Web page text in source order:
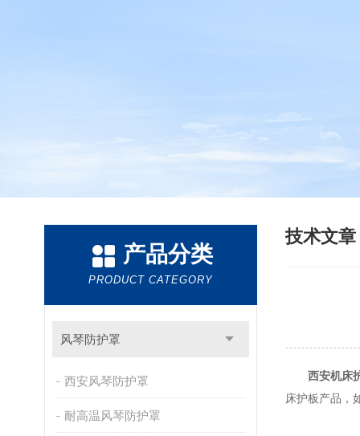
产品分类
PRODUCT CATEGORY
风琴防护罩
西安风琴防护罩
耐高温风琴防护罩
技术文章
西安机床
床护板产品，